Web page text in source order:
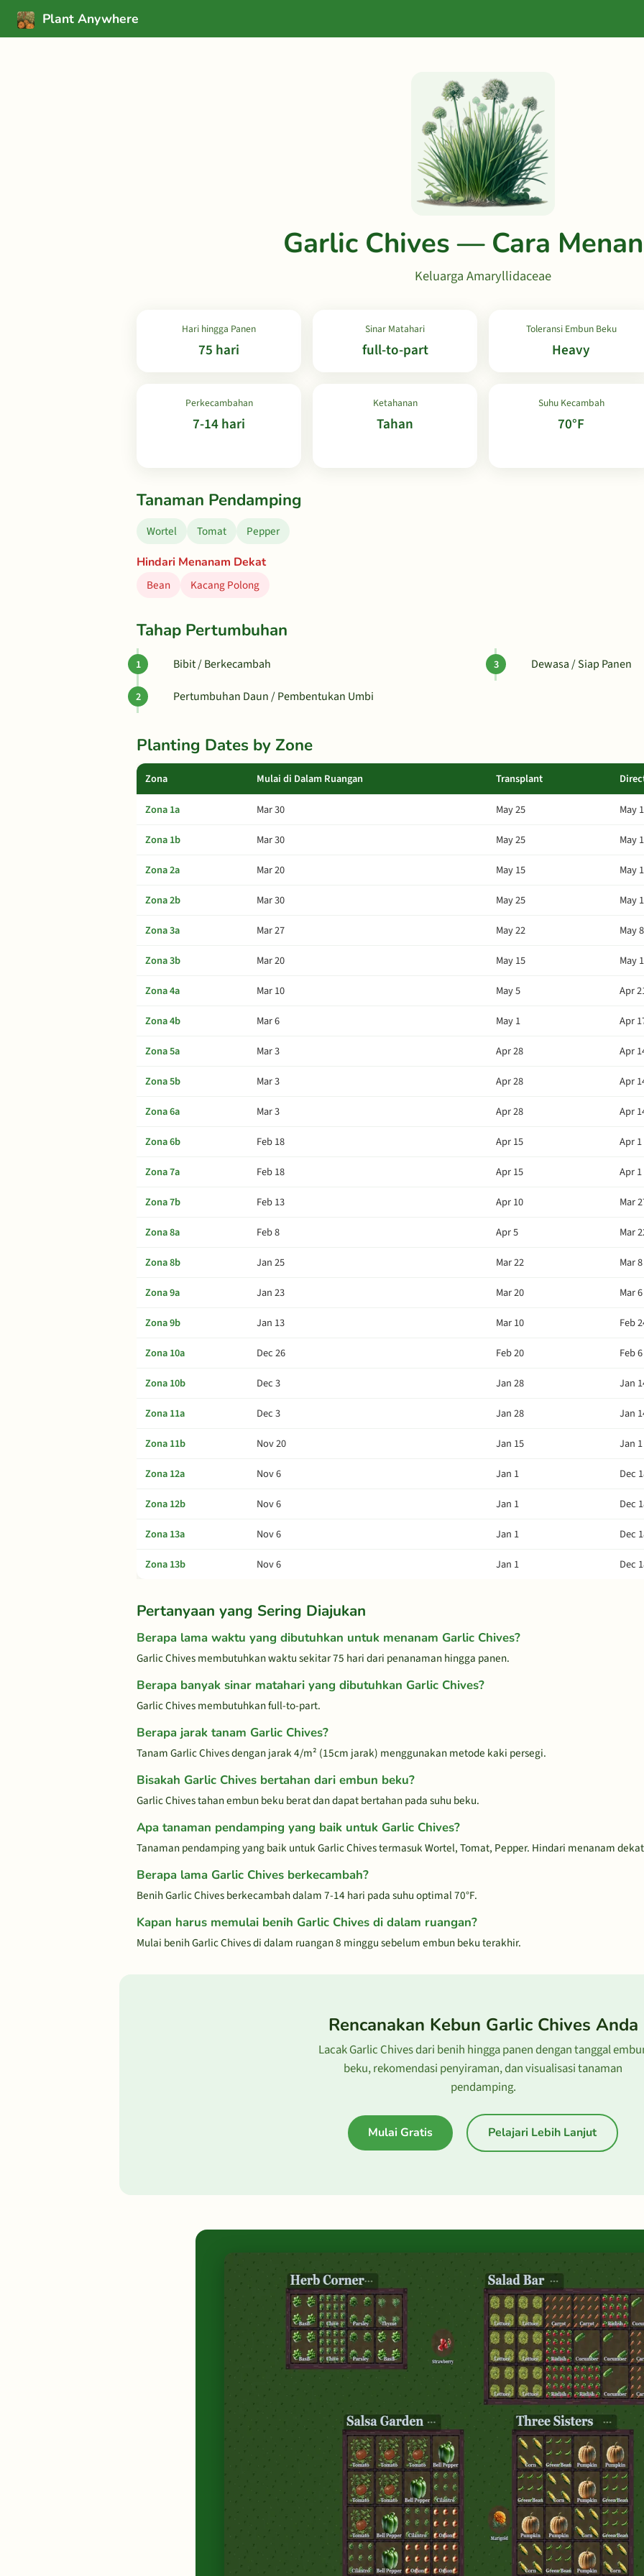
Plant Anywhere
Garlic Chives — Cara
Keluarga Amaryllidaceae
Hari hingga Panen
75 hari
Sinar Matahari
full-to-part
Toleransi Embun Beku
Heavy
Perkecambahan
7-14 hari
Ketahanan
Tahan
Suhu Kecambah
70°F
Tanaman Pendamping
Wortel Tomat
Pepper
Hindari Menanam Dekat
Bean
Kacang Polong
Tahap Pertumbuhan
Bibit / Berkecambah
Pertumbuhan Daun / Pembentukan Umbi
Dewasa / Siap Panen
Planting Dates by Zone
Zona Mulai di Dalam Ruangan Transplant
Zona 1a Mar 30 May 25
May
Zona 1b
Mar 30 May 25
May
Zona 2a
Mar 20 May 15
May 1
Zona 2b
Mar 30 May 25
May
Zona 3a
Mar 27 May 22
May 8
Zona 3b
Mar 20 May 15
May 1
Zona 4a
Mar 10 May 5
Apr
Zona 4b
Mar 6 May 1
Apr
Zona 5a
Mar 3 Apr 28
Apr
Zona 5b
Mar 3 Apr 28
Apr
Zona 6a
Mar 3 Apr 28
Apr
Zona 6b
Feb 18 Apr 15
Apr 1
Zona 7a
Feb 18 Apr 15
Apr 1
Zona 7b
Feb 13 Apr 10
Mar
Zona 8a
Feb 8 Apr 5
Mar
Zona 8b
Jan 25 Mar 22
Mar 8
Zona 9a
Jan 23 Mar 20
Mar 6
Zona 9b
Jan 13 Mar 10
Feb
Zona 10a
Dec 26 Feb 20
Feb 6
Zona 10b
Dec 3 Jan 28
Jan
Zona 11a
Dec 3 Jan 28
Jan
Zona 11b
Nov 20 Jan 15
Jan 1
Zona 12a
Nov 6 Jan 1
Dec
Zona 12b
Nov 6 Jan 1
Dec
Zona 13a
Nov 6 Jan 1
Dec
Zona 13b
Nov 6 Jan 1 Dec
Pertanyaan yang Sering Diajukan
Berapa lama waktu yang dibutuhkan untuk menanam Garlic Chives?
Garlic Chives membutuhkan waktu sekitar 75 hari dari penanaman hingga panen.
Berapa banyak sinar matahari yang dibutuhkan Garlic Chives?
Garlic Chives membutuhkan full-to-part.
Berapa jarak tanam Garlic Chives?
Tanam Garlic Chives dengan jarak 4/m² (15cm jarak) menggunakan metode kaki persegi.
Bisakah Garlic Chives bertahan dari embun beku?
Garlic Chives tahan embun beku berat dan dapat bertahan pada suhu beku.
Apa tanaman pendamping yang baik untuk Garlic Chives?
Tanaman pendamping yang baik untuk Garlic Chives termasuk Wortel, Tomat, Pepper. Hindari menanam
Berapa lama Garlic Chives berkecambah?
Benih Garlic Chives berkecambah dalam 7-14 hari pada suhu optimal 70°F.
Kapan harus memulai benih Garlic Chives di dalam ruangan?
Mulai benih Garlic Chives di dalam ruangan 8 minggu sebelum embun beku terakhir.
Rencanakan Kebun Garlic Chives Anda
Lacak Garlic Chives dari benih hingga panen dengan tanggal
beku, rekomendasi penyiraman, dan visualisasi tanaman
pendamping.
Mulai Gratis Pelajari Lebih Lanjut